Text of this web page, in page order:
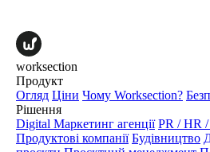
worksection
Продукт
Огляд Ціни Чому Worksection?
Рішення
Digital Маркетинг агенції PR / HR
Продуктові компанії Будівництво